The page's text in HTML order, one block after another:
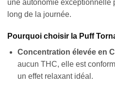
une autonomie exceptionnelle
long de la journée.
Pourquoi choisir la Puff
Concentration élevée en
aucun THC, elle est
un effet relaxant idéal.